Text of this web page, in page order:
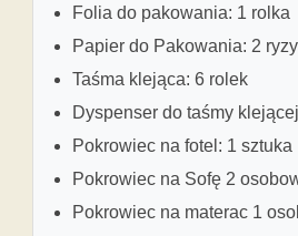
Folia do pakowania: 1 rolka
Papier do Pakowania: 2
Taśma klejąca: 6 rolek
Dyspenser do taśmy
Pokrowiec na fotel: 1 sztuka
Pokrowiec na Sofę 2
Pokrowiec na materac 1